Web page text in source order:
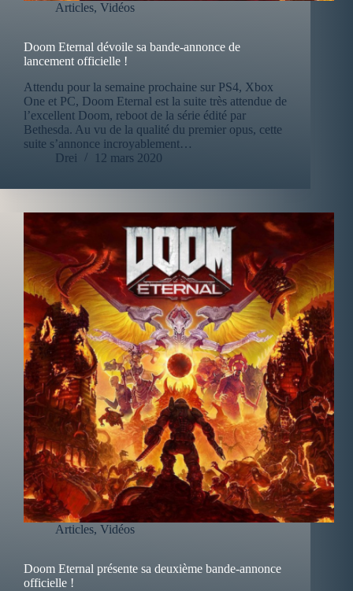
Articles, Vidéos
Doom Eternal dévoile sa bande-annonce de
lancement officielle !
Attendu pour la semaine prochaine sur PS4, Xbox
One et PC, Doom Eternal est la suite très attendue de
l’excellent Doom, reboot de la série édité par
Bethesda. Au vu de la qualité du premier opus, cette
suite s’annonce incroyablement…
Drei
12 mars 2020
Articles, Vidéos
Doom Eternal présente sa deuxième bande-annonce
officielle !